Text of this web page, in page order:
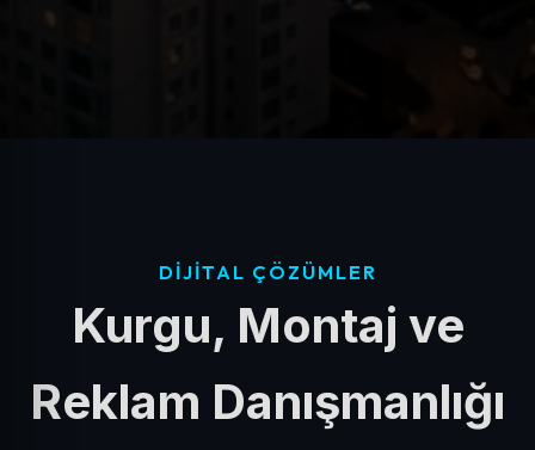
DIJITAL ÇÖZÜMLER
Kurgu, Montaj ve
Reklam Danışmanlığı